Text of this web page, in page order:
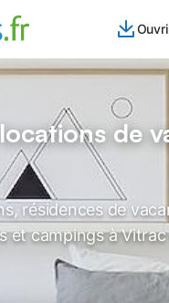
de
résidences de
et campings à Vitrac